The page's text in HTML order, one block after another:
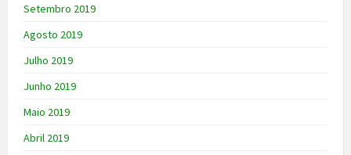
Setembro 2019
Agosto 2019
Julho 2019
Junho 2019
Maio 2019
Abril 2019